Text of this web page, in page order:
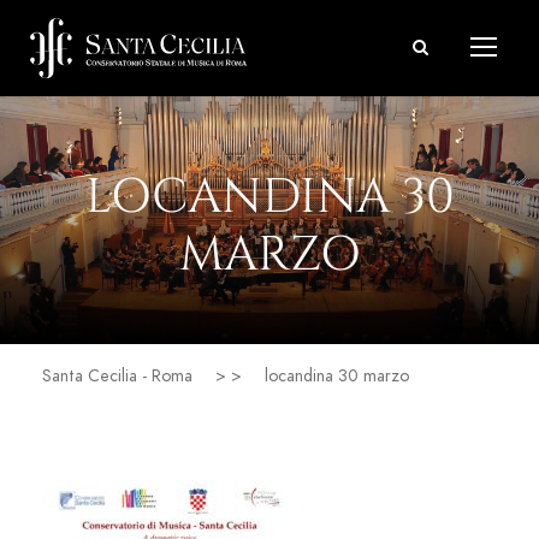
LOCANDINA 30
MARZO
Santa Cecilia - Roma > > locandina 30 marzo